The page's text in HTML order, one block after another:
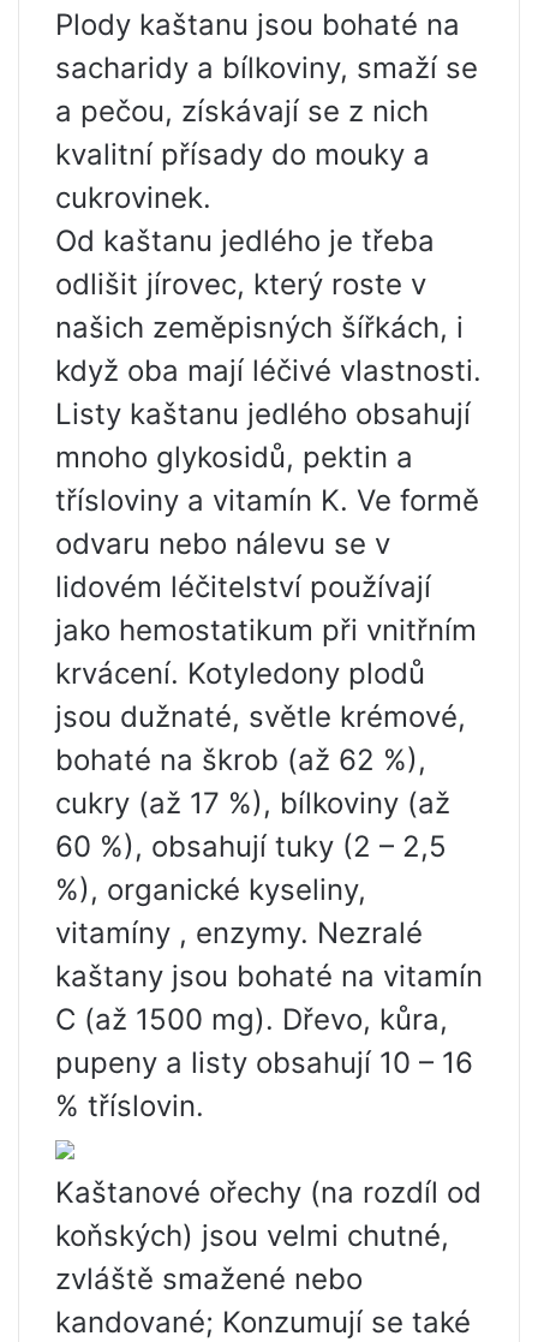
Plody kaštanu jsou bohaté na
sacharidy a bílkoviny, smaží se
a pečou, získávají se z nich
kvalitní přísady do mouky a
cukrovinek.
Od kaštanu jedlého je třeba
odlišit jírovec, který roste v
našich zeměpisných šířkách, i
když oba mají léčivé vlastnosti.
Listy kaštanu jedlého obsahují
mnoho glykosidů, pektin a
třísloviny a vitamín K. Ve formě
odvaru nebo nálevu se v
lidovém léčitelství používají
jako hemostatikum při vnitřním
krvácení. Kotyledony plodů
jsou dužnaté, světle krémové,
bohaté na škrob (až 62 %),
cukry (až 17 %), bílkoviny (až
60 %), obsahují tuky (2 – 2,5
%), organické kyseliny,
vitamíny , enzymy. Nezralé
kaštany jsou bohaté na vitamín
C (až 1500 mg). Dřevo, kůra,
pupeny a listy obsahují 10 – 16
% tříslovin.
Kaštanové ořechy (na rozdíl od
koňských) jsou velmi chutné,
zvláště smažené nebo
kandované; Konzumují se také